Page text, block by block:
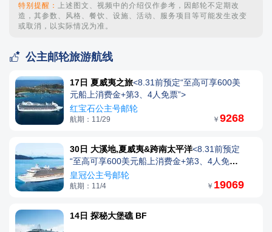
特别提醒：
上述图文、视频中的介绍仅作参考，因邮轮不定期改
造，其参数、风格、餐饮、设施、活动、服务项目等可能发生改变
或取消，以实际情况为准。
 公主邮轮旅游航线
17日 夏威夷之旅<8.31前预定“至高可享600美
元船上消费金+第3、4人免票”>
红宝石公主号邮轮
航期：11/29 ￥ 9268
30日 大溪地,夏威夷&跨南太平洋<8.31前预定
“至高可享600美元船上消费金+第3、4人免票”
>
皇冠公主号邮轮
航期：11/4 ￥ 19069
14日 探秘大堡礁 BF